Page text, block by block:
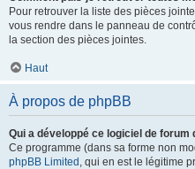
Pour retrouver la liste des pièces
vous rendre dans le panneau de
la section des pièces jointes.
Haut
À propos de phpBB
Qui a développé ce logiciel de forum
Ce programme (dans sa forme non
phpBB Limited , qui en est le légitime